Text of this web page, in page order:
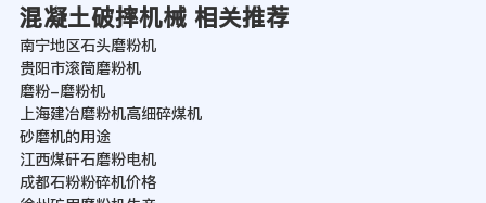
混凝土破摔机械 相关推荐
南宁地区石头磨粉机
贵阳市滚筒磨粉机
磨粉-磨粉机
上海建冶磨粉机高细碎煤机
砂磨机的用途
江西煤矸石磨粉电机
成都石粉粉碎机价格